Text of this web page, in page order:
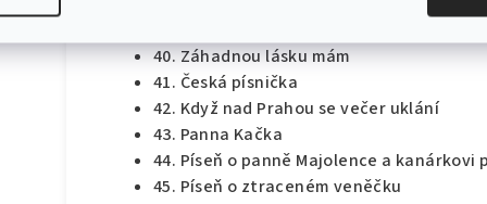
40. Záhadnou lásku mám
41. Česká písnička
42. Když nad Prahou se večer uklání
43. Panna Kačka
44. Píseň o panně Majolence a kanárkovi
45. Píseň o ztraceném veněčku
Zásady zpracování osobních údajů